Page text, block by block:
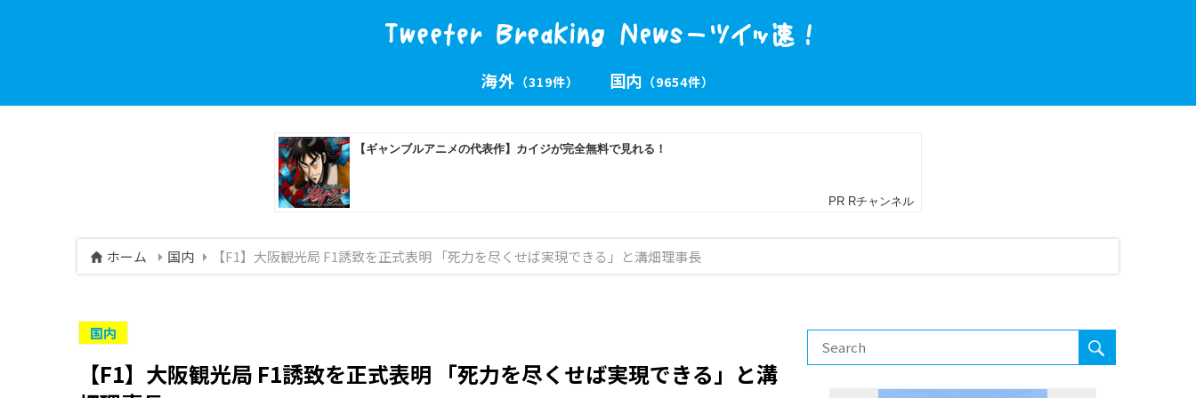
海外 （319件） 国内 （9654件）
ホーム 国内 【F1】大阪観光局 F1誘致を正式表明 「死力を尽くせば実現できる」と溝畑理事長
国内
【F1】大阪観光局 F1誘致を正式表明 「死力を尽くせば実現できる」と溝